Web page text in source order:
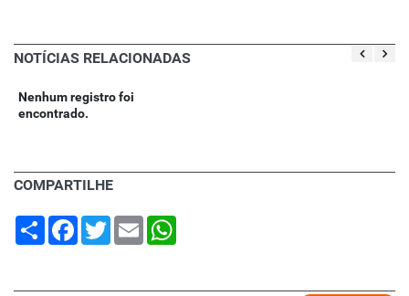
NOTÍCIAS RELACIONADAS
Nenhum registro foi
encontrado.
COMPARTILHE
Share Facebook
TwitterEmail